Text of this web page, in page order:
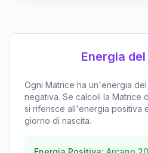
Energia
Ogni Matrice ha un'energia
negativa. Se calcoli la Matrice
si riferisce all'energia positiva
giorno di nascita.